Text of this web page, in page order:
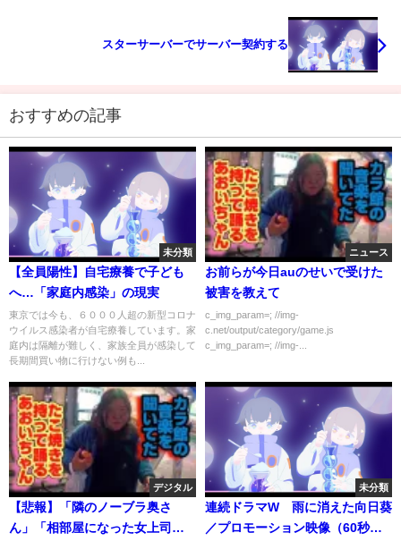
スターサーバーでサーバー契約する
おすすめの記事
未分類
【全員陽性】自宅療養で子ども
へ…「家庭内感染」の現実
東京では今も、６０００人超の新型コロナ
ウイルス感染者が自宅療養しています。家
庭内は隔離が難しく、家族全員が感染して
長期間買い物に行けない例も...
ニュース
お前らが今日auのせいで受けた
被害を教えて
c_img_param=; //img-
c.net/output/category/game.js
c_img_param=; //img-...
デジタル
【悲報】「隣のノーブラ奥さ
ん」「相部屋になった女上司」
未分類
連続ドラマW 雨に消えた向日葵
／プロモーション映像（60秒）